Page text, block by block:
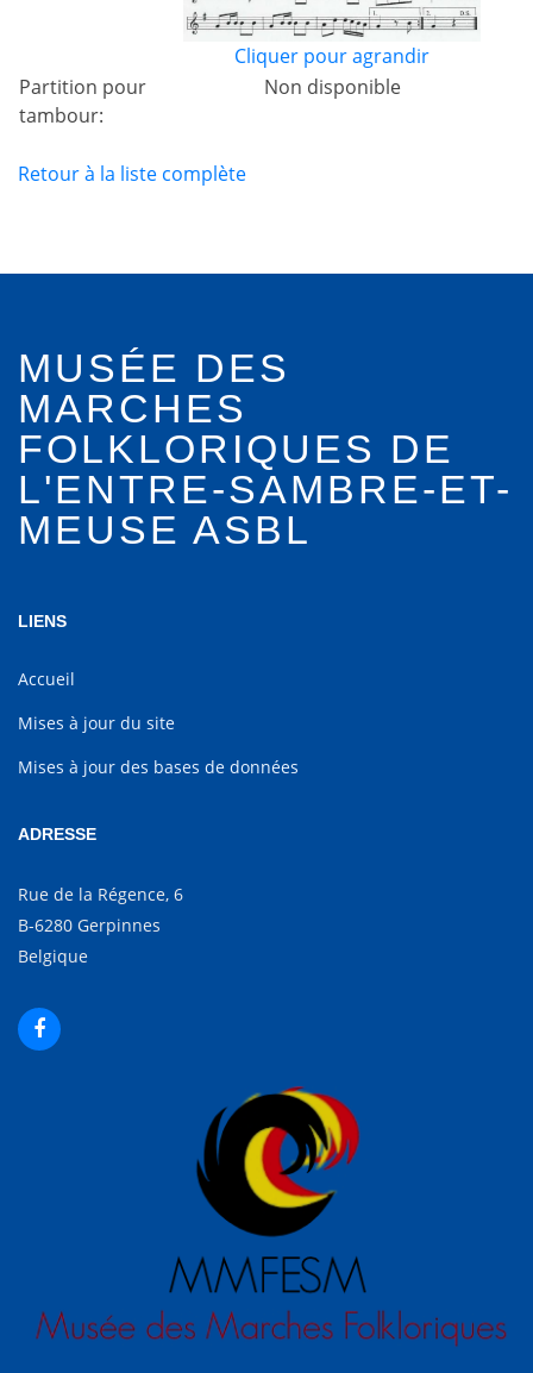
Cliquer pour agrandir
Partition pour
tambour:
Non disponible
Retour à la liste complète
MUSÉE DES
MARCHES
FOLKLORIQUES DE
L'ENTRE-SAMBRE-ET-
MEUSE ASBL
LIENS
Accueil
Mises à jour du site
Mises à jour des bases de données
ADRESSE
Rue de la Régence, 6
B-6280 Gerpinnes
Belgique